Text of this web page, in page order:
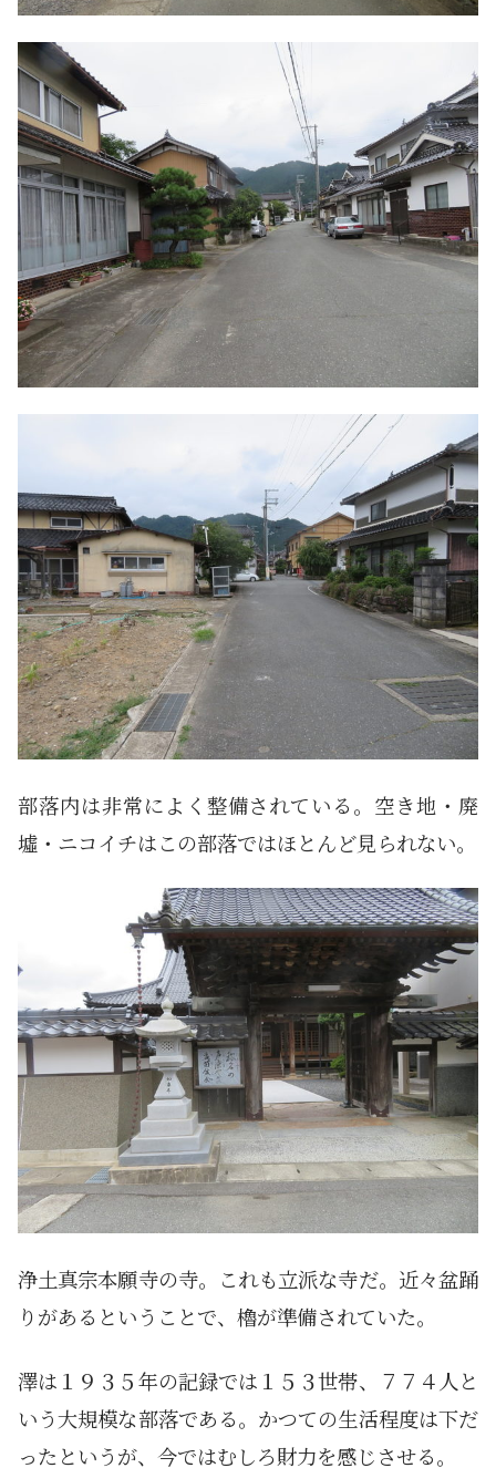
部落内は非常によく整備されている。空き地・廃
墟・ニコイチはこの部落ではほとんど見られない。
浄土真宗本願寺の寺。これも立派な寺だ。近々盆踊
りがあるということで、櫓が準備されていた。
澤は１９３５年の記録では１５３世帯、７７４人と
いう大規模な部落である。かつての生活程度は下だ
ったというが、今ではむしろ財力を感じさせる。